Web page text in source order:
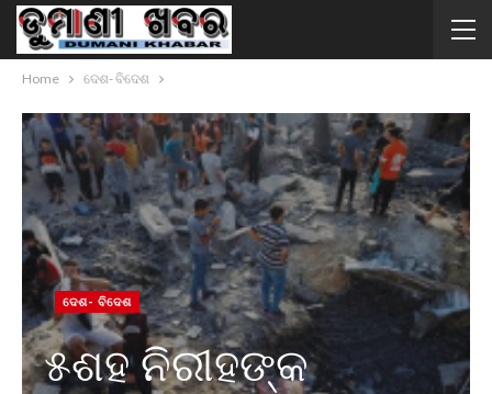
Home ଦେଶ- ବିଦେଶ
ଦେଶ- ବିଦେଶ
୫ଶହ ନିରୀହଙ୍କ